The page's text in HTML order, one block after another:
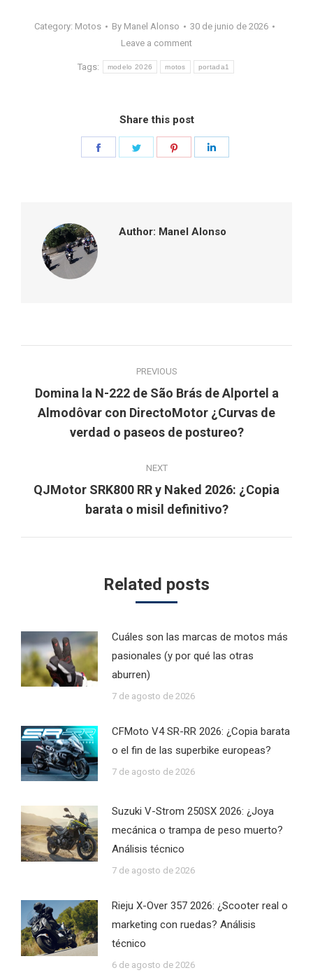
Category: Motos By Manel Alonso
30 de junio de 2026
Leave a comment
Tags: modelo 2026 motos portada1
Share this post
Author: Manel Alonso
navigation
PREVIOUS
Previous
post:
Domina la N-222 de São Brás de Alportel a
Almodôvar con DirectoMotor ¿Curvas de
verdad o paseos de postureo?
NEXT
Next
post:
QJMotor SRK800 RR y Naked 2026: ¿Copia
barata o misil definitivo?
Related posts
Cuáles son las marcas de motos más
pasionales (y por qué las otras
aburren)
7 de agosto de 2026
CFMoto V4 SR-RR 2026: ¿Copia barata
o el fin de las superbike europeas?
7 de agosto de 2026
Suzuki V-Strom 250SX 2026: ¿Joya
mecánica o trampa de peso muerto?
Análisis técnico
7 de agosto de 2026
Rieju X-Over 357 2026: ¿Scooter real o
marketing con ruedas? Análisis
técnico
6 de agosto de 2026